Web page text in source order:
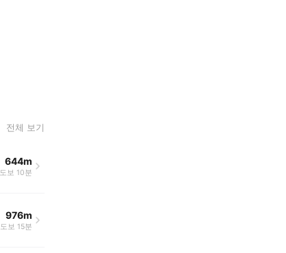
전체 보기
644m
도보 10분
976m
도보 15분